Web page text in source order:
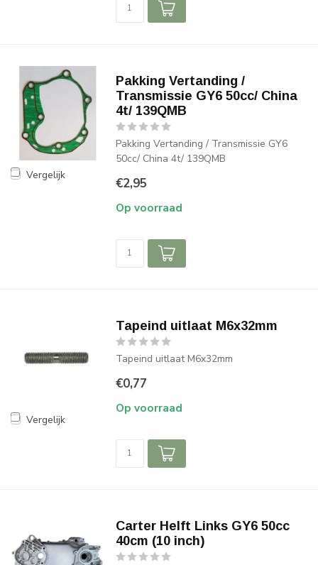
Vergelijk
Pakking Vertanding /
Transmissie GY6 50cc/ China
4t/ 139QMB
Pakking Vertanding / Transmissie GY6
50cc/ China 4t/ 139QMB
€2,95
Op voorraad
Vergelijk
Tapeind uitlaat M6x32mm
Tapeind uitlaat M6x32mm
€0,77
Op voorraad
Carter Helft Links GY6 50cc
40cm (10 inch)